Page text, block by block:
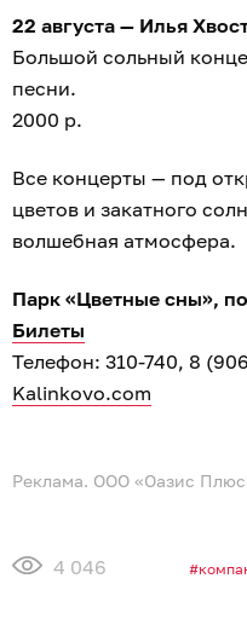
22 августа — Илья
Большой сольный
песни.
2000 р.
Все концерты — под
цветов и закатного
волшебная атмосфера.
Парк «Цветные сны»,
Билеты
Телефон: 310-740, 8
Kalinkovo.com
Реклама. ООО «Оазис
4 046